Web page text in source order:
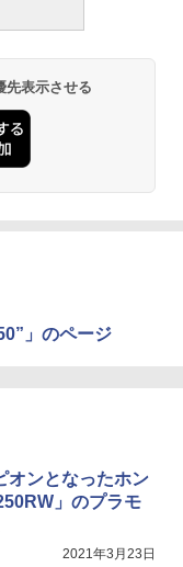
先表示させる
」のページ
オンとなったホン
」のプラモ
2021年3月23日